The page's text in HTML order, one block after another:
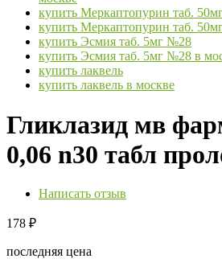
купить Меркаптопурин таб.
купить Меркаптопурин таб.
купить Эсмия таб. 5мг №28
купить Эсмия таб. 5мг №28 в
купить лаквель
купить лаквель в москве
Гликлазид мв
0,06 n30 табл
Написать отзыв
178 ₽
последняя цена